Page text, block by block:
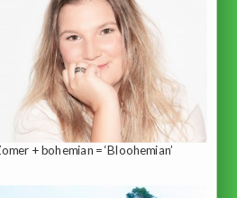
+ bohemian = ‘Bloohemian’